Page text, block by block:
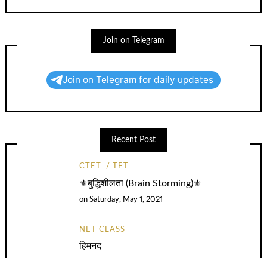
Join on Telegram
Join on Telegram for daily updates
Recent Post
CTET TET
⚜️बुद्धिशीलता (Brain Storming)⚜️
onSaturday, May 1, 2021
NET CLASS
हिमनद